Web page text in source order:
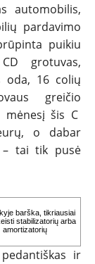
automobilis,
pardavimo
puikiu
grotuvas,
oda, 16 colių
greičio
mėnesį šis C
o dabar
tai tik pusė
barška, tikriausiai
stabilizatorių arba
amortizatorių
ir